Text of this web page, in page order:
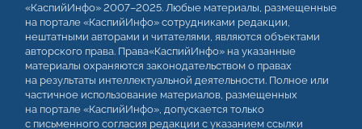
«КаспийИнфо» 2007–2025. Любые материалы, размещенные
на портале «КаспийИнфо» сотрудниками редакции,
нештатными авторами и читателями, являются объектами
авторского права. Права«КаспийИнфо» на указанные
материалы охраняются законодательством о правах
на результаты интеллектуальной деятельности. Полное или
частичное использование материалов, размещенных
на портале «КаспийИнфо», допускается только
с письменного согласия редакции с указанием ссылки